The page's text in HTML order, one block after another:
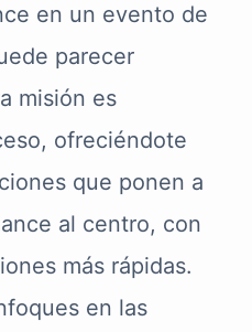
en un evento de
parecer
misión es
ofreciéndote
que ponen a
al centro, con
más rápidas.
en las